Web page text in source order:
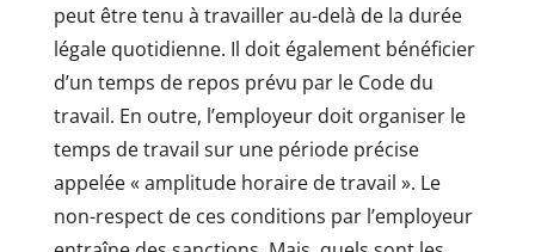
peut être tenu à travailler au-delà de la durée
légale quotidienne. Il doit également bénéficier
d’un temps de repos prévu par le Code du
travail. En outre, l’employeur doit organiser le
temps de travail sur une période précise
appelée « amplitude horaire de travail ». Le
non-respect de ces conditions par l’employeur